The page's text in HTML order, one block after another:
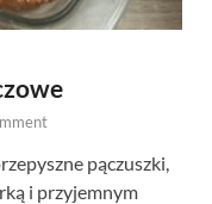
pączuszki,
i przyjemnym